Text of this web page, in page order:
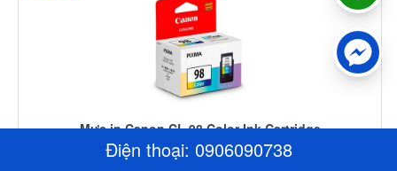
Điện thoại: 0906090738
Mực in Canon CL 98 Color Ink Cartridge